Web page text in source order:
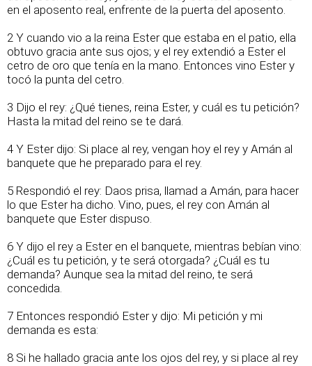
en el aposento real, enfrente de la puerta del aposento.
2 Y cuando vio a la reina Ester que estaba en el patio, ella
obtuvo gracia ante sus ojos; y el rey extendió a Ester el
cetro de oro que tenía en la mano. Entonces vino Ester y
tocó la punta del cetro.
3 Dijo el rey: ¿Qué tienes, reina Ester, y cuál es tu petición?
Hasta la mitad del reino se te dará.
4 Y Ester dijo: Si place al rey, vengan hoy el rey y Amán al
banquete que he preparado para el rey.
5 Respondió el rey: Daos prisa, llamad a Amán, para hacer
lo que Ester ha dicho. Vino, pues, el rey con Amán al
banquete que Ester dispuso.
6 Y dijo el rey a Ester en el banquete, mientras bebían vino:
¿Cuál es tu petición, y te será otorgada? ¿Cuál es tu
demanda? Aunque sea la mitad del reino, te será
concedida.
7 Entonces respondió Ester y dijo: Mi petición y mi
demanda es esta:
8 Si he hallado gracia ante los ojos del rey, y si place al rey